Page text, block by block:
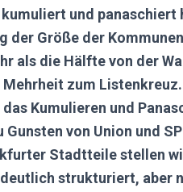
und
der Größe der
als die Hälfte von der
zum
Kumulieren und
von Union und
Stadtteile stellen
strukturiert, aber